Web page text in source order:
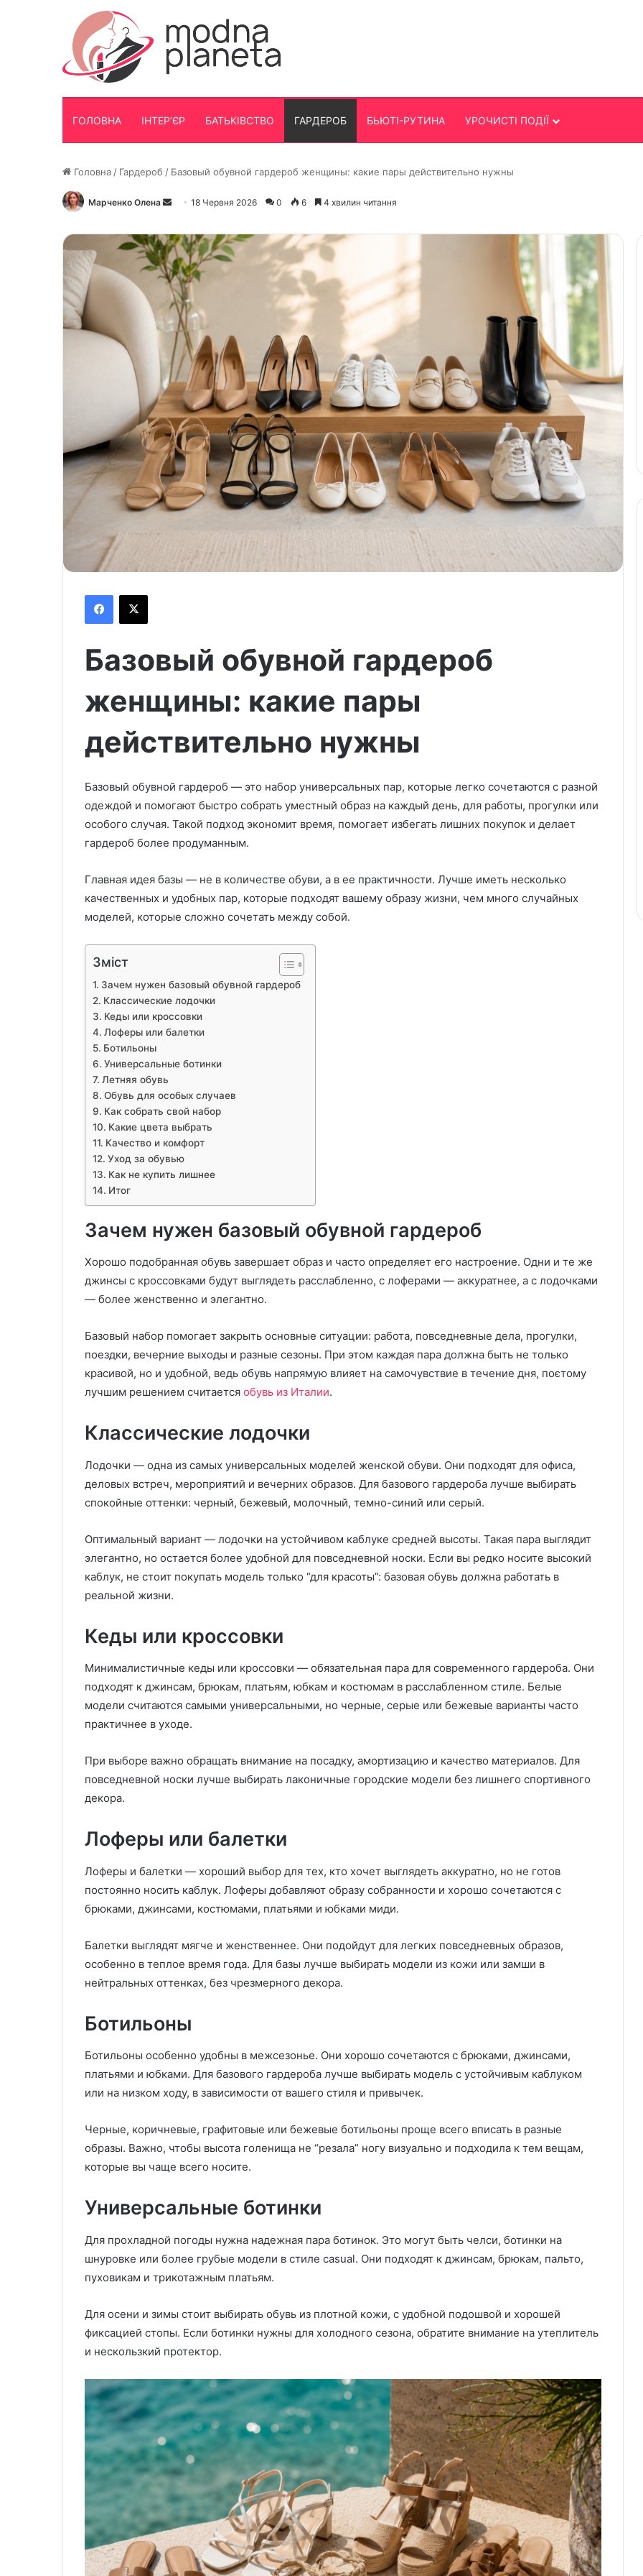
ГОЛОВНА ІНТЕР’ЄР БАТЬКІВСТВО ГАРДЕРОБ БЬЮТІ-РУТИНА УРОЧИСТІ ПОДІЇ
Головна / Гардероб / Базовый обувной гардероб женщины: какие пары действительно нужны
Марченко Олена
Надішліть
листа
18 Червня 2026 0 6 4 хвилин читання
Базовый обувной гардероб
женщины: какие пары
действительно нужны
Базовый обувной гардероб — это набор универсальных пар, которые легко сочетаются с разной
одеждой и помогают быстро собрать уместный образ на каждый день, для работы, прогулки или
особого случая. Такой подход экономит время, помогает избегать лишних покупок и делает
гардероб более продуманным.
Главная идея базы — не в количестве обуви, а в ее практичности. Лучше иметь несколько
качественных и удобных пар, которые подходят вашему образу жизни, чем много случайных
моделей, которые сложно сочетать между собой.
Зміст
Зачем нужен базовый обувной гардероб
Классические лодочки
Кеды или кроссовки
Лоферы или балетки
Ботильоны
Универсальные ботинки
Летняя обувь
Обувь для особых случаев
Как собрать свой набор
Какие цвета выбрать
Качество и комфорт
Уход за обувью
Как не купить лишнее
Итог
Зачем нужен базовый обувной гардероб
Хорошо подобранная обувь завершает образ и часто определяет его настроение. Одни и те же
джинсы с кроссовками будут выглядеть расслабленно, с лоферами — аккуратнее, а с лодочками
— более женственно и элегантно.
Базовый набор помогает закрыть основные ситуации: работа, повседневные дела, прогулки,
поездки, вечерние выходы и разные сезоны. При этом каждая пара должна быть не только
красивой, но и удобной, ведь обувь напрямую влияет на самочувствие в течение дня, поєтому
лучшим решением считается обувь из Италии.
Классические лодочки
Лодочки — одна из самых универсальных моделей женской обуви. Они подходят для офиса,
деловых встреч, мероприятий и вечерних образов. Для базового гардероба лучше выбирать
спокойные оттенки: черный, бежевый, молочный, темно-синий или серый.
Оптимальный вариант — лодочки на устойчивом каблуке средней высоты. Такая пара выглядит
элегантно, но остается более удобной для повседневной носки. Если вы редко носите высокий
каблук, не стоит покупать модель только “для красоты”: базовая обувь должна работать в
реальной жизни.
Кеды или кроссовки
Минималистичные кеды или кроссовки — обязательная пара для современного гардероба. Они
подходят к джинсам, брюкам, платьям, юбкам и костюмам в расслабленном стиле. Белые
модели считаются самыми универсальными, но черные, серые или бежевые варианты часто
практичнее в уходе.
При выборе важно обращать внимание на посадку, амортизацию и качество материалов. Для
повседневной носки лучше выбирать лаконичные городские модели без лишнего спортивного
декора.
Лоферы или балетки
Лоферы и балетки — хороший выбор для тех, кто хочет выглядеть аккуратно, но не готов
постоянно носить каблук. Лоферы добавляют образу собранности и хорошо сочетаются с
брюками, джинсами, костюмами, платьями и юбками миди.
Балетки выглядят мягче и женственнее. Они подойдут для легких повседневных образов,
особенно в теплое время года. Для базы лучше выбирать модели из кожи или замши в
нейтральных оттенках, без чрезмерного декора.
Ботильоны
Ботильоны особенно удобны в межсезонье. Они хорошо сочетаются с брюками, джинсами,
платьями и юбками. Для базового гардероба лучше выбирать модель с устойчивым каблуком
или на низком ходу, в зависимости от вашего стиля и привычек.
Черные, коричневые, графитовые или бежевые ботильоны проще всего вписать в разные
образы. Важно, чтобы высота голенища не “резала” ногу визуально и подходила к тем вещам,
которые вы чаще всего носите.
Универсальные ботинки
Для прохладной погоды нужна надежная пара ботинок. Это могут быть челси, ботинки на
шнуровке или более грубые модели в стиле casual. Они подходят к джинсам, брюкам, пальто,
пуховикам и трикотажным платьям.
Для осени и зимы стоит выбирать обувь из плотной кожи, с удобной подошвой и хорошей
фиксацией стопы. Если ботинки нужны для холодного сезона, обратите внимание на утеплитель
и нескользкий протектор.